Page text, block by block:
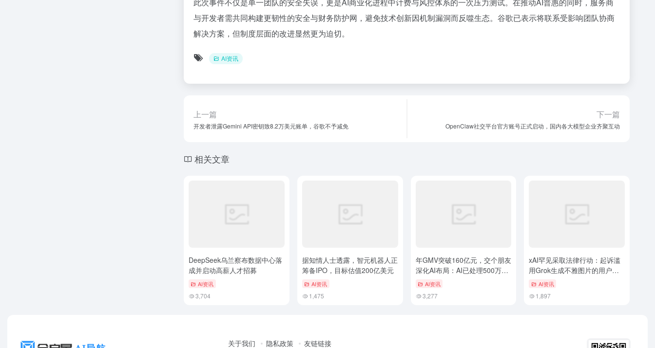
与开发者需共同构建更韧性的安全与财务防护网，避免技术创新因机制漏洞而反噬生态。谷歌已表示将联系受影响团队协商
解决方案，但制度层面的改进显然更为迫切。
AI资讯
上一篇
开发者泄露Gemini API密钥致8.2万美元账单，谷歌不予减免
下一篇
OpenClaw社交平台官方账号正式启动，国内各大模型企业齐聚互动
相关文章
DeepSeek乌兰察布数据中心落
成并启动高薪人才招募
AI资讯
3,704
据知情人士透露，智元机器人正
筹备IPO，目标估值200亿美元
AI资讯
1,475
年GMV突破160亿元，交个朋友
深化AI布局：AI已处理500万条
商品数据
AI资讯
3,277
xAI罕见采取法律行动：起诉滥
用Grok生成不雅图片的用户，
今年已封禁52222个账号
AI资讯
1,897
关于我们 隐私政策 友链链接